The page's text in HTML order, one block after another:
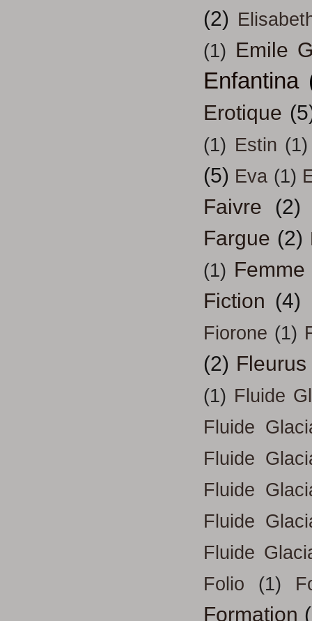
(2)
(1) Emile
Enfantina
Erotique
(1) Estin (1)
(5) Eva (1)
Faivre
(2)
Fargue (2)
(1) Femme
Fiction (4)
Fiorone (1)
(2) Fleurus
(1) Fluide
Fluide
Fluide
Fluide
Fluide
Fluide
Folio
(1)
Formation